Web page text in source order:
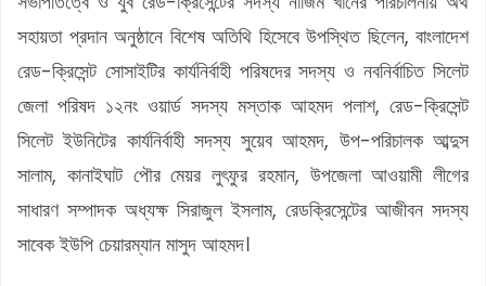
সহায়তা প্রদান অনুষ্ঠানে বিশেষ অতিথি হিসেবে উপস্থিত ছিলেন, বাংলাদেশ
রেড-ক্রিসেন্ট সোসাইটির কার্যনির্বাহী পরিষদের সদস্য ও নবনির্বাচিত সিলেট
জেলা পরিষদ ১২নং ওয়ার্ড সদস্য মস্তাক আহমদ পলাশ, রেড-ক্রিসেন্ট
সিলেট ইউনিটের কার্যনির্বাহী সদস্য সুয়েব আহমদ, উপ-পরিচালক আব্দুস
সালাম, কানাইঘাট পৌর মেয়র লুৎফুর রহমান, উপজেলা আওয়ামী লীগের
সাধারণ সম্পাদক অধ্যক্ষ সিরাজুল ইসলাম, রেডক্রিসেন্টের আজীবন সদস্য
সাবেক ইউপি চেয়ারম্যান মাসুদ আহমদ।